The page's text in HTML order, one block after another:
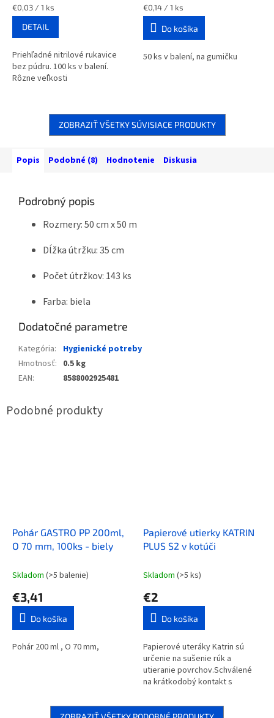
Jednotková
cena:
€0,03 / 1 ks
DETAIL
Priehľadné nitrilové rukavice
bez púdru. 100 ks v balení.
Rôzne veľkosti
Jednotková
cena:
€0,14 / 1 ks
Do košíka
50 ks v balení, na gumičku
ZOBRAZIŤ VŠETKY SÚVISIACE PRODUKTY
Popis Podobné (8) Hodnotenie Diskusia
Podrobný popis
Rozmery: 50 cm x 50 m
Dĺžka útržku: 35 cm
Počet útržkov: 143 ks
Farba: biela
Dodatočné parametre
Kategória:
Hygienické potreby
Hmotnosť: 0.5 kg
EAN: 8588002925481
Pohár GASTRO PP 200ml,
O 70 mm, 100ks - biely
Skladom (>5 balenie)
€3,41
Do košíka
Pohár 200 ml , O 70 mm,
Papierové utierky KATRIN
PLUS S2 v kotúči
Skladom (>5 ks)
€2
Do košíka
Papierové uteráky Katrin sú
určenie na sušenie rúk a
utieranie povrchov.Schválené
na krátkodobý kontakt s